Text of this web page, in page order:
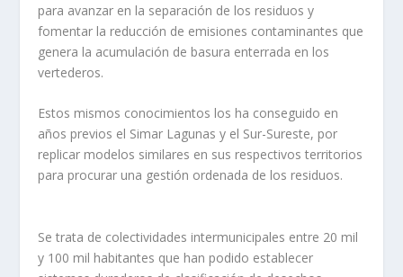
para avanzar en la separación de los residuos y
fomentar la reducción de emisiones contaminantes que
genera la acumulación de basura enterrada en los
vertederos.
Estos mismos conocimientos los ha conseguido en
años previos el Simar Lagunas y el Sur-Sureste, por
replicar modelos similares en sus respectivos territorios
para procurar una gestión ordenada de los residuos.
Se trata de colectividades intermunicipales entre 20 mil
y 100 mil habitantes que han podido establecer